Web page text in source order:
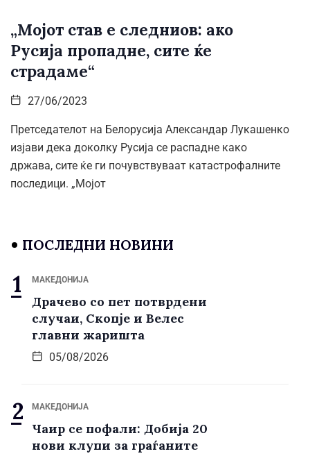
„Мојот став е следниов: ако
Русија пропадне, сите ќе
страдаме“
27/06/2023
Претседателот на Белорусија Александар Лукашенко
изјави дека доколку Русија се распадне како
држава, сите ќе ги почувствуваат катастрофалните
последици. „Мојот
ПОСЛЕДНИ НОВИНИ
МАКЕДОНИЈА
Драчево со пет потврдени
случаи, Скопје и Велес
главни жаришта
05/08/2026
МАКЕДОНИЈА
Чаир се пофали: Добија 20
нови клупи за граѓаните